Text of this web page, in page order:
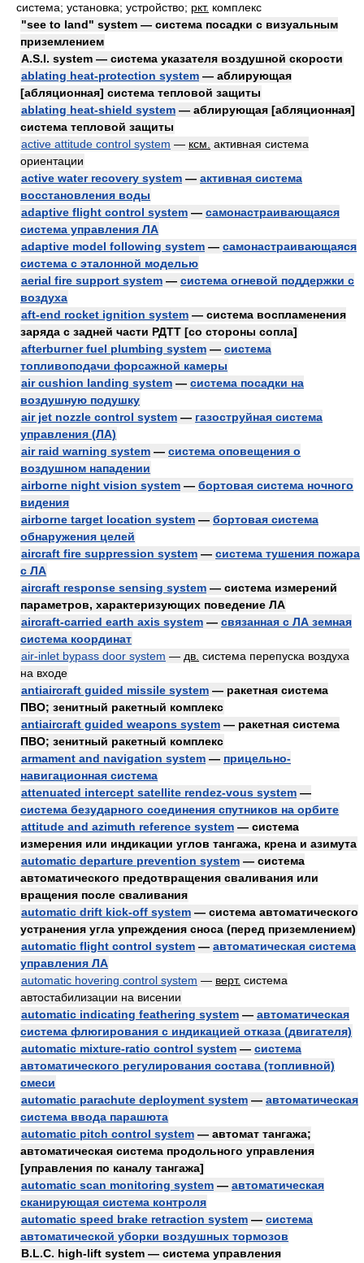
система; установка; устройство; ркт. комплекс
"see to land" system — система посадки с визуальным
приземлением
A.S.I. system — система указателя воздушной скорости
ablating heat-protection system — аблирующая
[абляционная] система тепловой защиты
ablating heat-shield system — аблирующая [абляционная]
система тепловой защиты
active attitude control system — ксм. активная система
ориентации
active water recovery system — активная система
восстановления воды
adaptive flight control system — самонастраивающаяся
система управления ЛА
adaptive model following system — самонастраивающаяся
система с эталонной моделью
aerial fire support system — система огневой поддержки с
воздуха
aft-end rocket ignition system — система воспламенения
заряда с задней части РДТТ [со стороны сопла]
afterburner fuel plumbing system — система
топливоподачи форсажной камеры
air cushion landing system — система посадки на
воздушную подушку
air jet nozzle control system — газоструйная система
управления (ЛА)
air raid warning system — система оповещения о
воздушном нападении
airborne night vision system — бортовая система ночного
видения
airborne target location system — бортовая система
обнаружения целей
aircraft fire suppression system — система тушения пожара
с ЛА
aircraft response sensing system — система измерений
параметров, характеризующих поведение ЛА
aircraft-carried earth axis system — связанная с ЛА земная
система координат
air-inlet bypass door system — дв. система перепуска воздуха
на входе
antiaircraft guided missile system — ракетная система
ПВО; зенитный ракетный комплекс
antiaircraft guided weapons system — ракетная система
ПВО; зенитный ракетный комплекс
armament and navigation system — прицельно-
навигационная система
attenuated intercept satellite rendez-vous system —
система безударного соединения спутников на орбите
attitude and azimuth reference system — система
измерения или индикации углов тангажа, крена и азимута
automatic departure prevention system — система
автоматического предотвращения сваливания или
вращения после сваливания
automatic drift kick-off system — система автоматического
устранения угла упреждения сноса (перед приземлением)
automatic flight control system — автоматическая система
управления ЛА
automatic hovering control system — верт. система
автостабилизации на висении
automatic indicating feathering system — автоматическая
система флюгирования с индикацией отказа (двигателя)
automatic mixture-ratio control system — система
автоматического регулирования состава (топливной)
смеси
automatic parachute deployment system — автоматическая
система ввода парашюта
automatic pitch control system — автомат тангажа;
автоматическая система продольного управления
[управления по каналу тангажа]
automatic scan monitoring system — автоматическая
сканирующая система контроля
automatic speed brake retraction system — система
автоматической уборки воздушных тормозов
B.L.C. high-lift system — система управления